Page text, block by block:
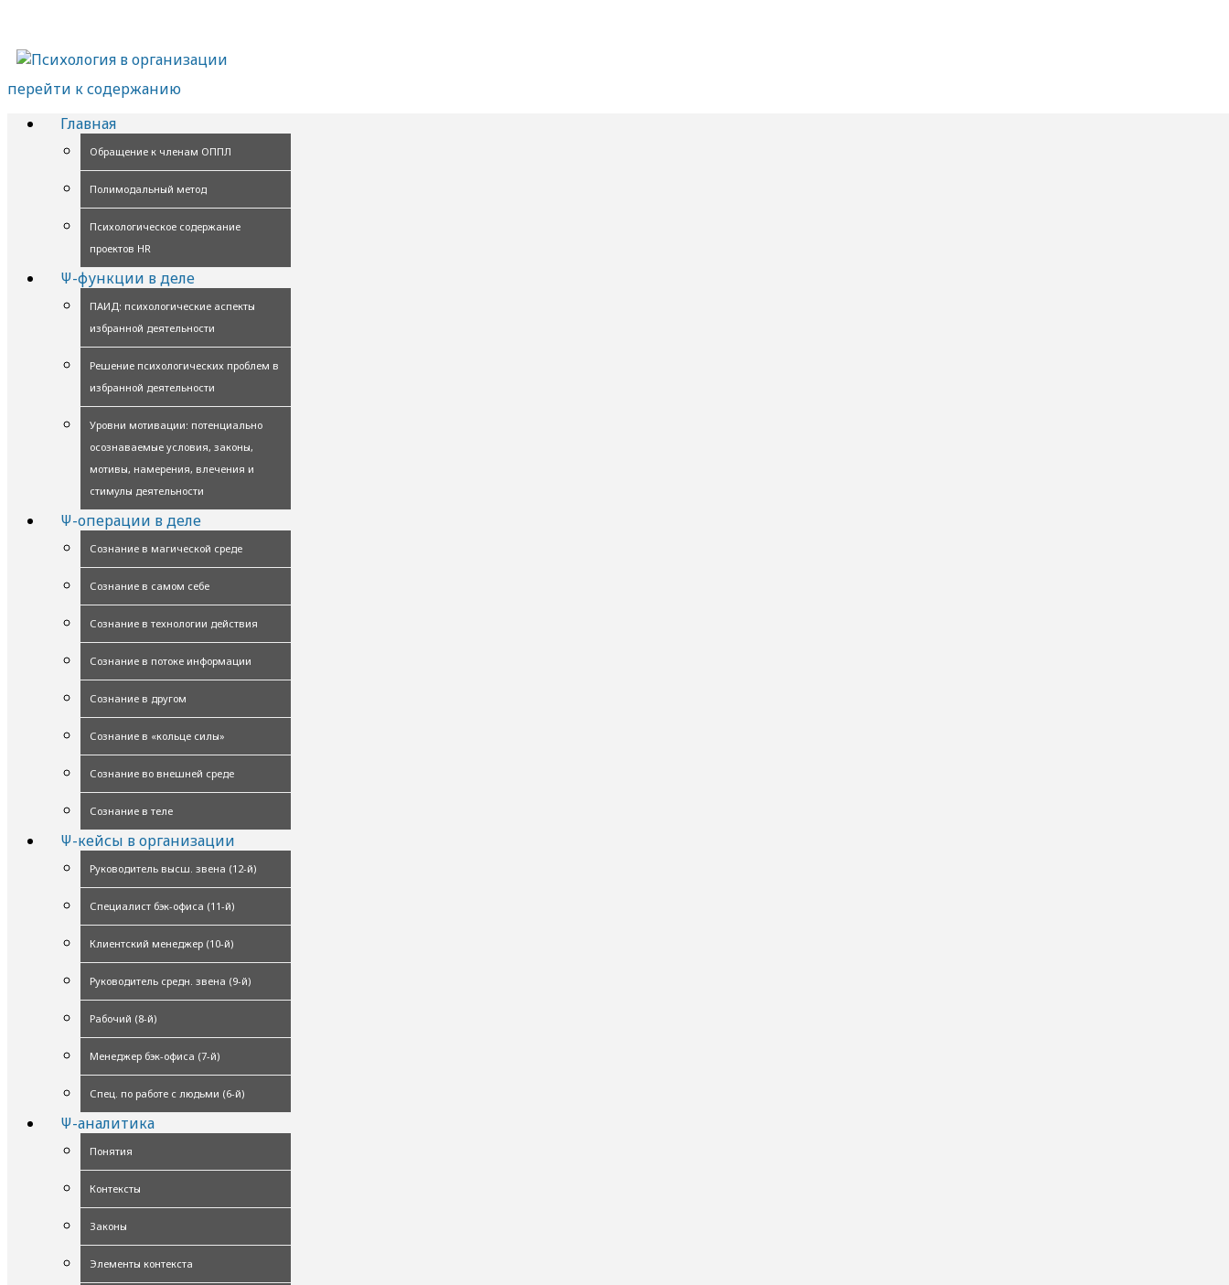
перейти к содержанию
Главная
Обращение к членам ОППЛ
Полимодальный метод
Психологическое содержание
проектов HR
Ψ-функции в деле
ПАИД: психологические аспекты
избранной деятельности
Решение психологических проблем в
избранной деятельности
Уровни мотивации: потенциально
осознаваемые условия, законы,
мотивы, намерения, влечения и
стимулы деятельности
Ψ-операции в деле
Сознание в магической среде
Сознание в самом себе
Сознание в технологии действия
Сознание в потоке информации
Сознание в другом
Сознание в «кольце силы»
Сознание во внешней среде
Сознание в теле
Ψ-кейсы в организации
Руководитель высш. звена (12-й)
Специалист бэк-офиса (11-й)
Клиентский менеджер (10-й)
Руководитель средн. звена (9-й)
Рабочий (8-й)
Менеджер бэк-офиса (7-й)
Спец. по работе с людьми (6-й)
Ψ-аналитика
Понятия
Контексты
Законы
Элементы контекста